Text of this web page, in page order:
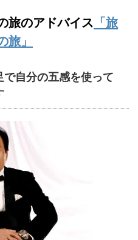
旅のアドバイス 「旅
旅」
自分の五感を使って